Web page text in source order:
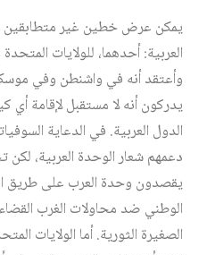
يمكن عرض خطين غير متطابقين
العربية: أحدهما، للولايات
وأعتقد أنه في واشنطن وفي
يدركون أنه لا مستقبل لإقامة أي
الدول العربية. في الدعاية
دعمهم شعار الوحدة العربية، لكن
يقصدون وحدة العرب على طريق
الوطني ضد محاولات الغرب
الصغيرة الثورية. أما الولايات